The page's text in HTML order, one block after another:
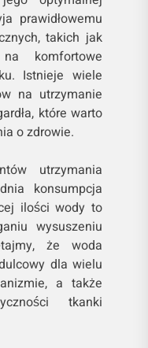
prawidłowemu
takich jak
komfortowe
Istnieje wiele
na utrzymanie
które warto
o zdrowie.
utrzymania
konsumpcja
ilości wody to
wysuszeniu
że woda
dla wielu
a także
tkanki